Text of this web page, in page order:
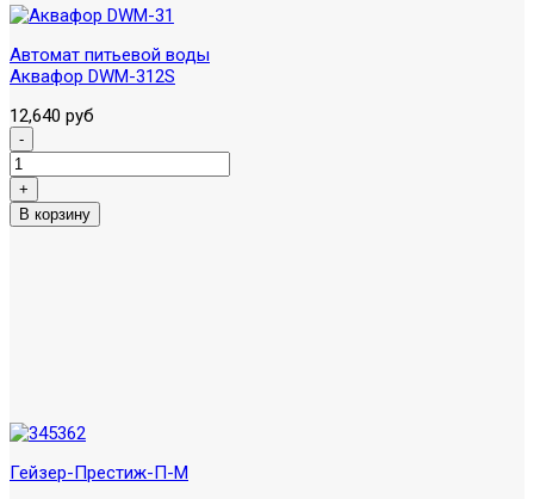
Автомат питьевой воды
Аквафор DWM-312S
12,640 руб
Гейзер-Престиж-П-М